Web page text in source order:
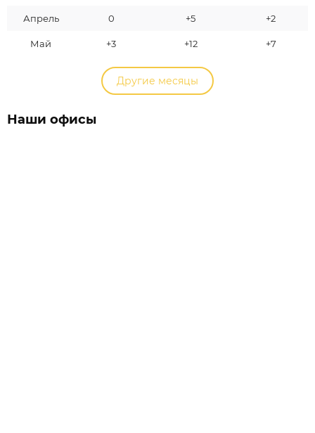
Апрель 0 +5 +2
Май +3 +12 +7
Другие месяцы
Наши офисы